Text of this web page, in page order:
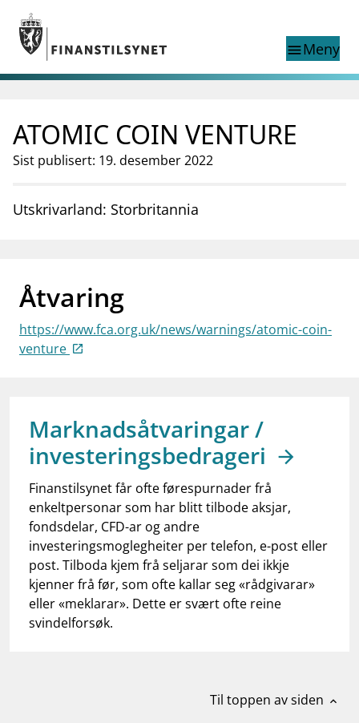
Gå til hovedinnhold
Gå til søkesiden
menuMeny
nettstedet
English
English
English home page
Tilsyn
Finanstilsynets registre
businessOm Finanstilsynet
mail_outlineKontakt oss
notifications_noneAbonner på nyhetsvarsel
ATOMIC COIN VENTURE
Sist publisert: 19. desember 2022
Utskrivarland: Storbritannia
Åtvaring
https://www.fca.org.uk/news/warnings/atomic-coin-
venture
Marknadsåtvaringar /
investeringsbedrageri
Finanstilsynet får ofte førespurnader frå
enkeltpersonar som har blitt tilbode aksjar,
fondsdelar, CFD-ar og andre
investeringsmoglegheiter per telefon, e-post eller
post. Tilboda kjem frå seljarar som dei ikkje
kjenner frå før, som ofte kallar seg «rådgivarar»
eller «meklarar». Dette er svært ofte reine
svindelforsøk.
Til toppen av siden expand_less